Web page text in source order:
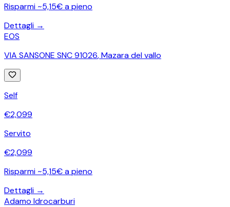
Risparmi ~5,15€ a pieno
Dettagli →
EOS
VIA SANSONE SNC 91026,Mazara del vallo
Self
€2,099
Servito
€2,099
Risparmi ~5,15€ a pieno
Dettagli →
Adamo Idrocarburi